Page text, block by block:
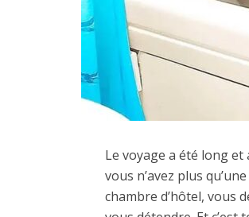
Le voyage a été long
vous n’avez plus
chambre d’hôtel, vous